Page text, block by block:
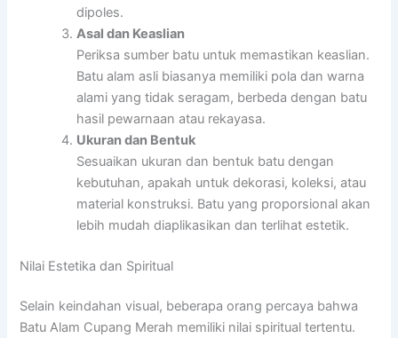
dipoles.
Asal dan Keaslian
Periksa sumber batu untuk memastikan keaslian.
Batu alam asli biasanya memiliki pola dan warna
alami yang tidak seragam, berbeda dengan batu
hasil pewarnaan atau rekayasa.
Ukuran dan Bentuk
Sesuaikan ukuran dan bentuk batu dengan
kebutuhan, apakah untuk dekorasi, koleksi, atau
material konstruksi. Batu yang proporsional akan
lebih mudah diaplikasikan dan terlihat estetik.
Nilai Estetika dan Spiritual
Selain keindahan visual, beberapa orang percaya bahwa
Batu Alam Cupang Merah memiliki nilai spiritual tertentu.